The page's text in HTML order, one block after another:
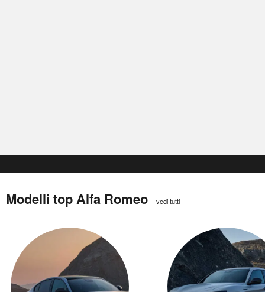
Modelli top Alfa Romeo vedi tutti